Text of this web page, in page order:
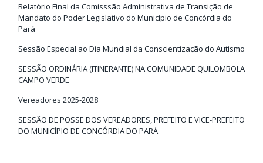
Relatório Final da Comisssão Administrativa de Transição de
Mandato do Poder Legislativo do Município de Concórdia do
Pará
Sessão Especial ao Dia Mundial da Conscientização do Autismo
SESSÃO ORDINÁRIA (ITINERANTE) NA COMUNIDADE QUILOMBOLA
CAMPO VERDE
Vereadores 2025-2028
SESSÃO DE POSSE DOS VEREADORES, PREFEITO E VICE-PREFEITO
DO MUNICÍPIO DE CONCÓRDIA DO PARÁ